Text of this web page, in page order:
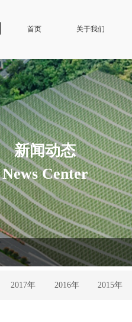
首页 关于我们
新闻动态
News Center
2017年 2016年 2015年